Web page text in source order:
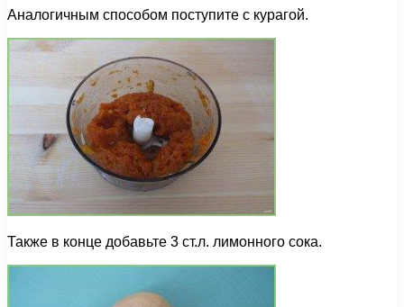
Аналогичным способом поступите с курагой.
Также в конце добавьте 3 ст.л. лимонного сока.